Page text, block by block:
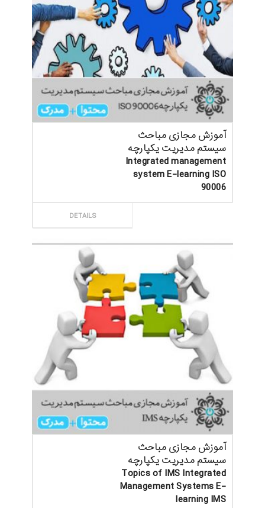
آموزش مجازی مباحث
سیستم مدیریت یکپارچه
Integrated management
system E-learning ISO
90006
DETAILS
آموزش مجازی مباحث
سیستم مدیریت یکپارچه
Topics of IMS Integrated
Management Systems E-
learning IMS